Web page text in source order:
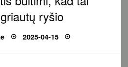
ryšio
Posted
on
2025-04-15